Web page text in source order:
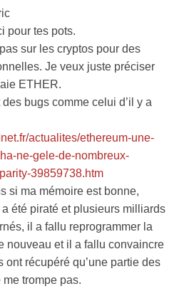
pour tes pots.
sur les cryptos pour des
Je veux juste préciser
ETHER.
des bugs comme celui d’il y a
actualites/ethereum-une-
ne-gele-de-nombreux-
39859738.htm
si ma mémoire est bonne,
été piraté et plusieurs milliards
il a fallu reprogrammer la
nouveau et il a fallu convaincre
ont récupéré qu’une partie des
trompe pas.